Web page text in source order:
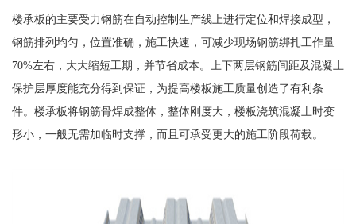
楼承板的主要受力钢筋在自动控制生产线上进行定位和焊接成型，
钢筋排列均匀，位置准确，施工快速，可减少现场钢筋绑扎工作量
70%左右，大大缩短工期，并节省成本。上下两层钢筋间距及混凝土
保护层厚度能充分得到保证，为提高楼板施工质量创造了有利条
件。楼承板将钢筋骨焊成整体，整体刚度大，楼板浇筑混凝土时变
形小，一般无需加临时支撑，而且可承受更大的施工阶段荷载。